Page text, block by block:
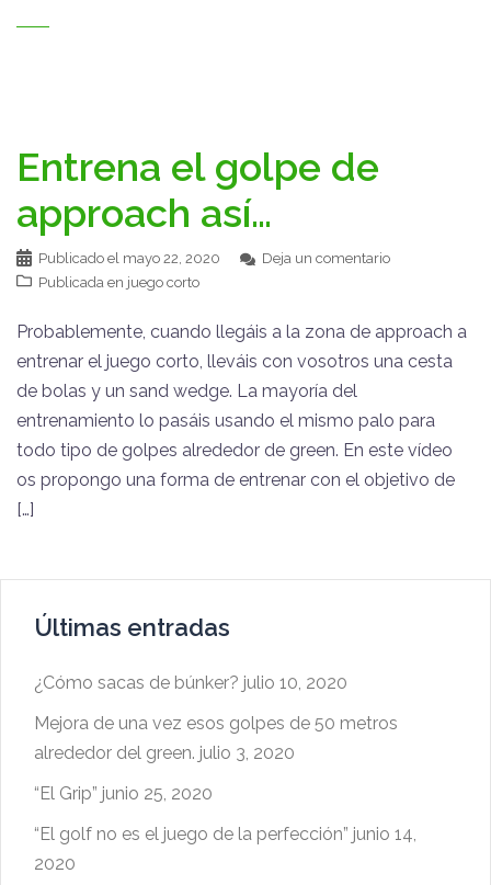
Entrena el golpe de
approach así…
Publicado el mayo 22, 2020
Deja un comentario
Publicada en juego corto
Probablemente, cuando llegáis a la zona de approach a
entrenar el juego corto, lleváis con vosotros una cesta
de bolas y un sand wedge. La mayoría del
entrenamiento lo pasáis usando el mismo palo para
todo tipo de golpes alrededor de green. En este vídeo
os propongo una forma de entrenar con el objetivo de
[…]
Últimas entradas
¿Cómo sacas de búnker? julio 10, 2020
Mejora de una vez esos golpes de 50 metros
alrededor del green. julio 3, 2020
“El Grip” junio 25, 2020
“El golf no es el juego de la perfección” junio 14,
2020